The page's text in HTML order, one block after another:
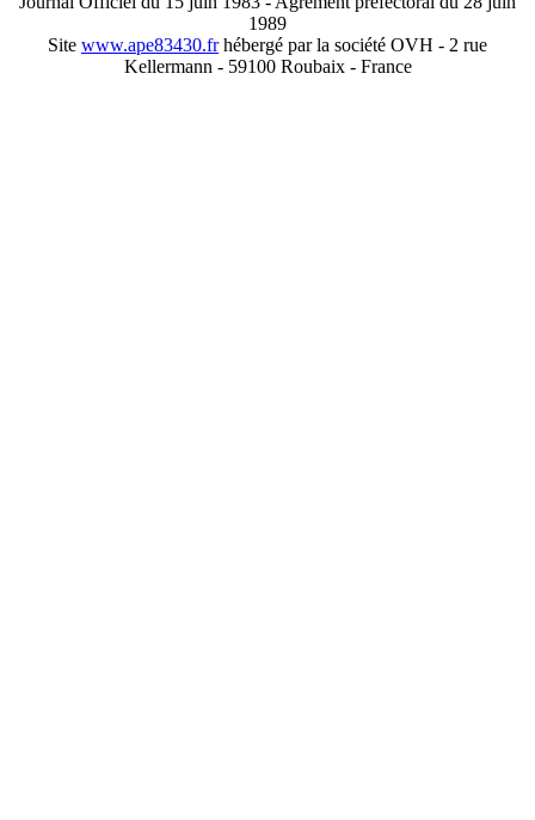
1989
Site www.ape83430.frhébergé par la société OVH - 2 rue
Kellermann - 59100 Roubaix - France